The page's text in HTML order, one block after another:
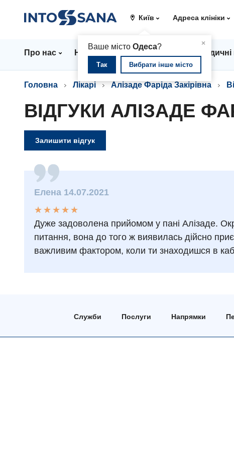
Київ
×
Ваше місто Одеса?
Так Вибрати інше місто
Адреса клініки
Про нас Напрямки Ціни
Головна Лікарі Алізаде Фаріда Закірівна
ВІДГУКИ АЛІЗАДЕ
Залишити відгук
Елена 14.07.2021
★
★
★
★
★
★ ★ ★ ★ ★
Дуже задоволена прийомом у пані Алізаде.
питання, вона до того ж виявилась дійсно
важливим фактором, коли ти знаходишся в
Служби Послуги Напрямки